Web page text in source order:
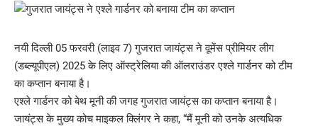
नयी दिल्ली 05 फरवरी (लाइव 7) गुजरात जायंट्स ने वूमेंस प्रीमियर लीग
(डब्ल्यूपीएल) 2025 के लिए ऑस्ट्रेलिया की ऑलराउंडर एश्ले गार्डनर को टीम
का कप्तान बनाया है।
एश्ले गार्डनर को बेथ मूनी की जगह गुजरात जायंट्स का कप्तान बनाया है।
जायंट्स के मुख्य कोच माइकल क्लिंगर ने कहा, “मैं मूनी को उनके अत्यधिक